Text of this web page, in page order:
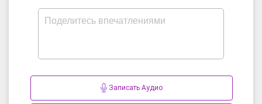
Записать Аудио